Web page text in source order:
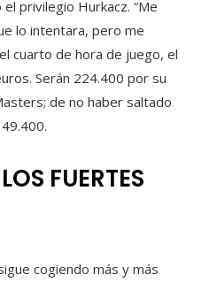
privilegio Hurkacz. “Me
lo intentara, pero me
cuarto de hora de juego, el
Serán 224.400 por su
de no haber saltado
FUERTES
cogiendo más y más